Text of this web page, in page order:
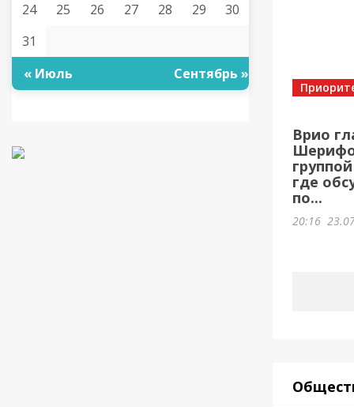
24
25 26 27 28 29
30
31
« Июль
Сентябрь »
Врио
где
по...
20:16